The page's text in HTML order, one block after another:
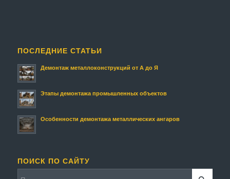
ПОСЛЕДНИЕ СТАТЬИ
Демонтаж металлоконструкций от А до Я
Этапы демонтажа промышленных объектов
Особенности демонтажа металлических ангаров
ПОИСК ПО САЙТУ